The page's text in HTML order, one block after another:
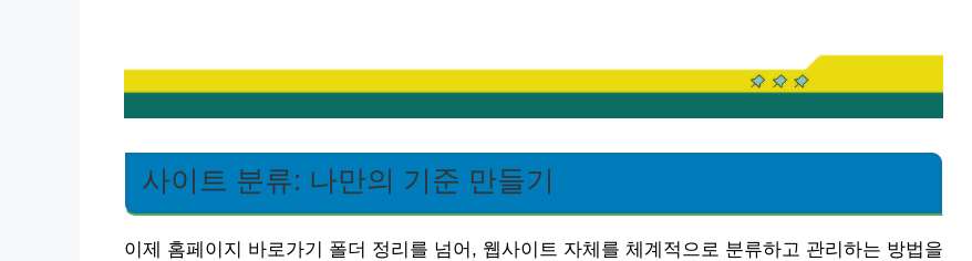
사이트 분류: 나만의 기준 만들기
이제 홈페이지 바로가기 폴더 정리를 넘어, 웹사이트 자체를 체계적으로 분류하고 관리하는 방법을